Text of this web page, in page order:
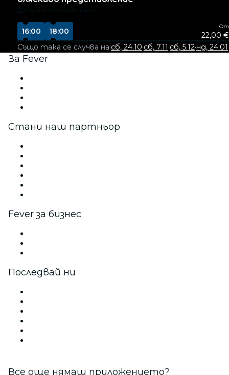
Théatro отсам канала
16:00 18:00
От
22,00 €
Също така се случва на:сб, 24.10·сб, 7.11 ·сб, 5.12·нд, 24.01
За Fever
Стани наш партньор
Fever за бизнес
Последвай ни
Все още нямаш приложението?